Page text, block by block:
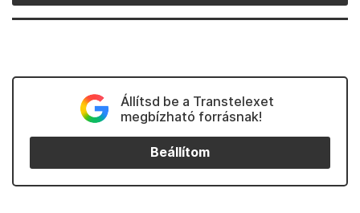
Állítsd be a Transtelexet
megbízható forrásnak!
Beállítom